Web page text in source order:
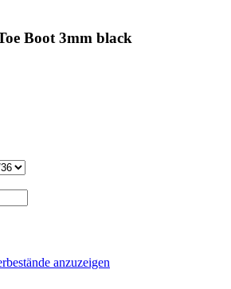
Boot 3mm black
anzuzeigen